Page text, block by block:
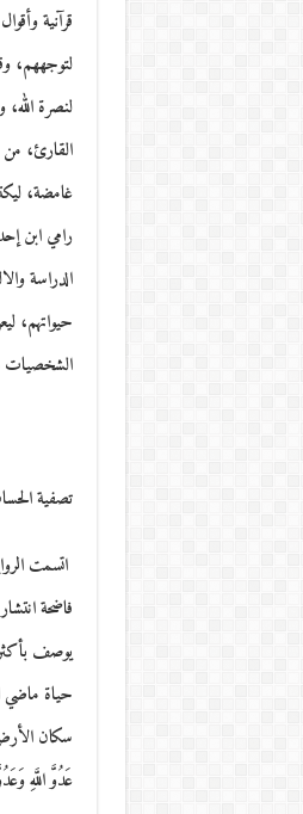
قرآنية
لتوجههم،
لنصرة
القارئ،
غامضة،
رامي ابن
الدراسة
حيواتهم،
الشخصيات
تصفية
اتسمت
فاضحة
يوصف بأكثر
حياة ماضي
سكان
عَدُوَّ اللَّهِ